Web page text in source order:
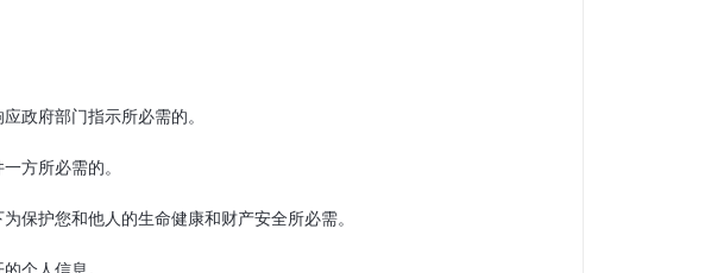
政府部门指示所必需的。
方所必需的。
保护您和他人的生命健康和财产安全所必需。